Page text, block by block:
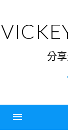
content
分